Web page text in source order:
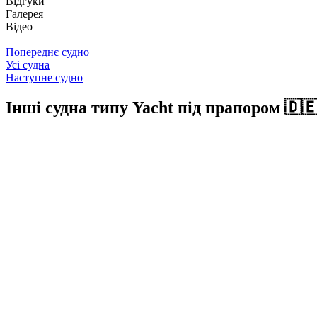
Галерея
Відео
Попереднє судно
Усі судна
Наступне судно
Інші судна типу Yacht під прапором